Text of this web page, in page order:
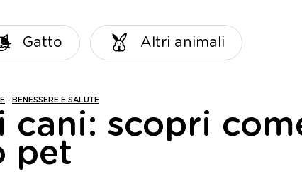
Gatto Altri animali
- BENESSERE E SALUTE
cani: scopri
pet